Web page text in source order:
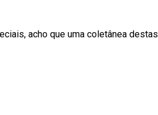
acho que uma coletânea destas